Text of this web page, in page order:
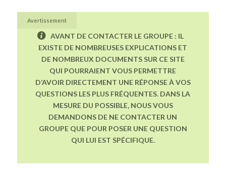
Avertissement
AVANT DE CONTACTER LE GROUPE : IL
EXISTE DE NOMBREUSES EXPLICATIONS ET
DE NOMBREUX DOCUMENTS SUR CE SITE
QUI POURRAIENT VOUS PERMETTRE
D’AVOIR DIRECTEMENT UNE RÉPONSE À VOS
QUESTIONS LES PLUS FRÉQUENTES. DANS LA
MESURE DU POSSIBLE, NOUS VOUS
DEMANDONS DE NE CONTACTER UN
GROUPE QUE POUR POSER UNE QUESTION
QUI LUI EST SPÉCIFIQUE.